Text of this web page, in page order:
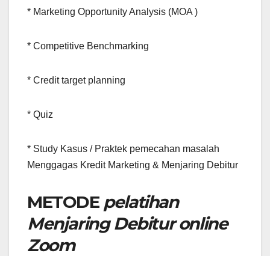
* Marketing Opportunity Analysis (MOA )
* Competitive Benchmarking
* Credit target planning
* Quiz
* Study Kasus / Praktek pemecahan masalah
Menggagas Kredit Marketing & Menjaring Debitur
METODE pelatihan
Menjaring Debitur online
Zoom